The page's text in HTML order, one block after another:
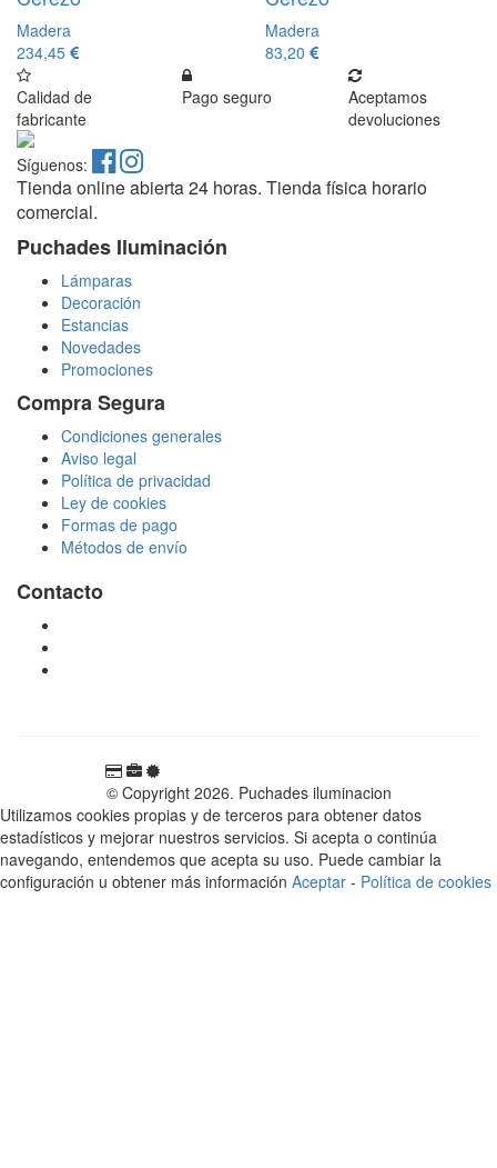
Madera
234,45
Madera
83,20
Calidad de
fabricante
Pago seguro
Aceptamos
devoluciones
Síguenos:
Tienda online abierta 24 horas. Tienda física horario
comercial.
Puchades Iluminación
Lámparas
Decoración
Estancias
Novedades
Promociones
Compra Segura
Condiciones generales
Aviso legal
Política de privacidad
Ley de cookies
Formas de pago
Métodos de envío
Contacto
© Copyright 2026. Puchades iluminacion
Utilizamos cookies propias y de terceros para obtener datos
estadísticos y mejorar nuestros servicios. Si acepta o continúa
navegando, entendemos que acepta su uso. Puede cambiar la
configuración u obtener más información Aceptar - Política de cookies